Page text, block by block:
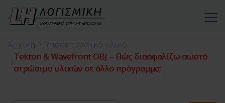
Tekton & Wavefront OBJ – Πώς διασφαλίζω σωστό
στρώσιμο υλικών σε άλλο πρόγραμμα;